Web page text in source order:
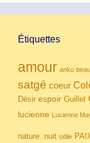
Étiquettes
amour anku
satgé coeur
Désir espoir Guillet
lucienne Lucienne
nature. nuit odile